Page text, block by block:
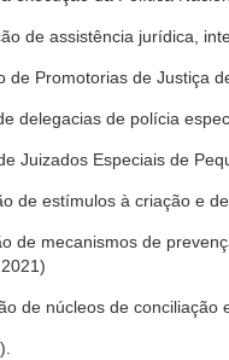
de assistência jurídica,
de Promotorias de Justiça
delegacias de polícia
Juizados Especiais de
de estímulos à criação e
de mecanismos de
de núcleos de